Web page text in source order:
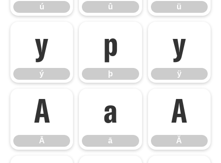
ú û ü
ý
ý
þ
þ
ÿ
ÿ
Ā
Ā
ā
ā
Ă
Ă